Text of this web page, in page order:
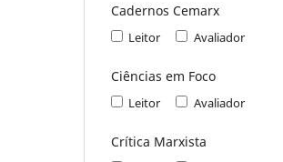
Cadernos Cemarx
Leitor Avaliador
Ciências em Foco
Leitor Avaliador
Crítica Marxista